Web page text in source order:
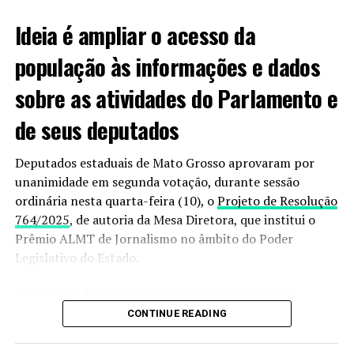
Informações podem ser passadas à polícia pelo 190
ou 187.
VEJA VIDEO DO MOMENTO;
Ideia é ampliar o acesso da
população às informações e dados
sobre as atividades do Parlamento e
de seus deputados
Deputados estaduais de Mato Grosso aprovaram por
unanimidade em segunda votação, durante sessão
ordinária nesta quarta-feira (10), oProjeto de Resolução
764/2025, de autoria da Mesa Diretora, que institui o
Prêmio ALMT de Jornalismo no âmbito do Poder
Legislativo do Estado.
estimular os trabalhos dos jornalistas que fazem a
cobertura das atividades legislativas, além de destacar a
relevância de suas contribuições para a sociedade mato-
CONTINUE READING